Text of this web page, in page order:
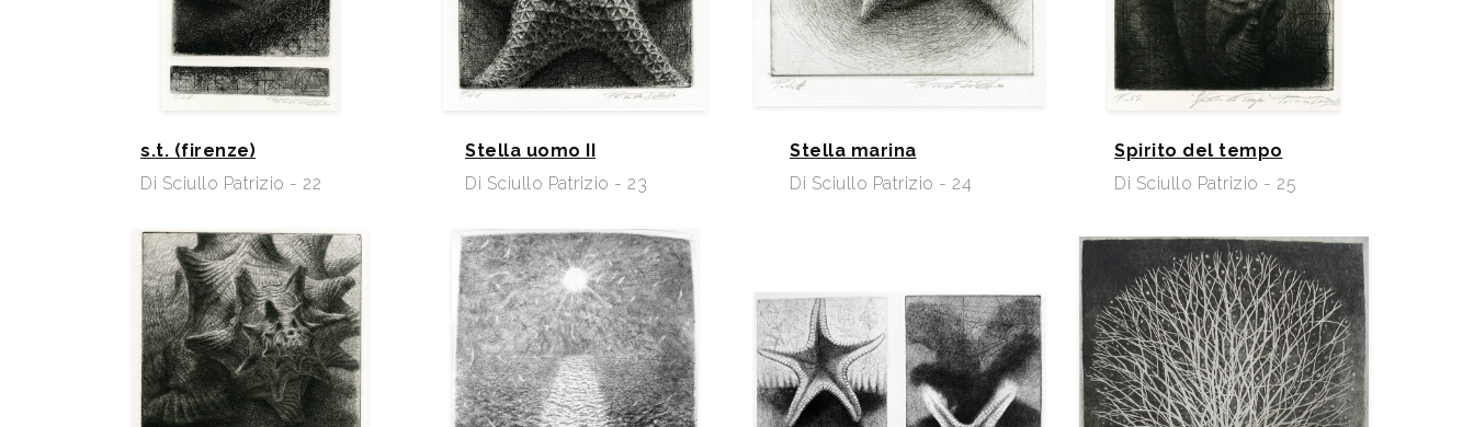
s.t. (firenze)
Di Sciullo Patrizio - 22
Stella uomo II
Di Sciullo Patrizio - 23
Stella marina
Di Sciullo Patrizio - 24
Spirito del tempo
Di Sciullo Patrizio - 25